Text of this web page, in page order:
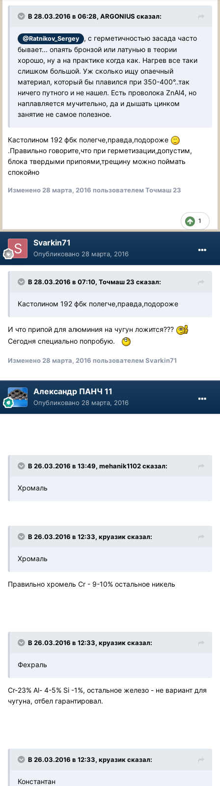
В 28.03.2016 в 06:28, ARGONIUS сказал:
@Ratnikov_Sergey
, с герметичностью засада часто
бывает... опаять бронзой или латунью в теории
хорошо, ну а на практике когда как. Нагрев все таки
слишком большой. Уж сколько ищу опаечный
материал, который бы плавился при 350-400°..так
ничего путного и не нашел. Есть проволока ZnAl4, но
наплавляется мучительно, да и дышать цинком
занятие не самое полезное.
Кастолином 192 фбк полегче,правда,подороже
.Правильно говорите,что при герметизации,допустим,
блока твердыми припоями,трещину можно поймать
спокойно
Изменено28 марта, 2016 пользователем Точмаш 23
1
Svarkin71
Опубликовано 28 марта, 2016
В 28.03.2016 в 07:10, Точмаш 23 сказал:
Кастолином 192 фбк полегче,правда,подороже
И что припой для алюминия на чугун ложится???
Сегодня специально попробую.
Изменено 28 марта, 2016 пользователем Svarkin71
Александр ПАНЧ 11
Опубликовано 28 марта, 2016
В 26.03.2016 в 13:49, mehanik1102 сказал:
Хромаль
В 26.03.2016 в 12:33, круазик сказал:
Хромаль
Правильно хромель Cr - 9-10% остальное никель
В 26.03.2016 в 12:33, круазик сказал:
Фехраль
Cr-23% Al- 4-5% Si -1%, остальное железо - не вариант для
чугуна, отбел гарантировал.
В 26.03.2016 в 12:33, круазик сказал:
Константан